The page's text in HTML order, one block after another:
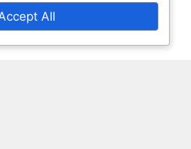
de Datos
All